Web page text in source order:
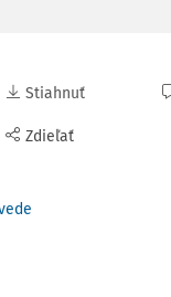
Stiahnuť
Zdieľať